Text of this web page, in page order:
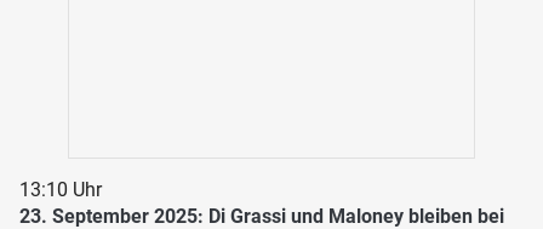
13:10 Uhr
23. September 2025: Di Grassi und Maloney bleiben bei